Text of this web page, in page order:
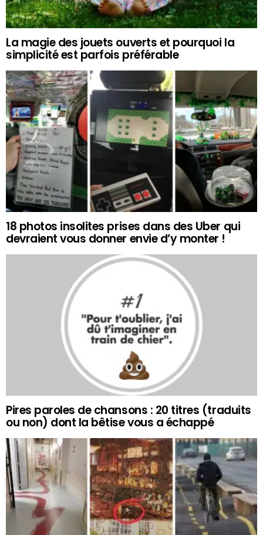
La magie des jouets ouverts et pourquoi la
simplicité est parfois préférable
18 photos insolites prises dans des Uber qui
devraient vous donner envie d’y monter !
Pires paroles de chansons : 20 titres (traduits
ou non) dont la bêtise vous a échappé